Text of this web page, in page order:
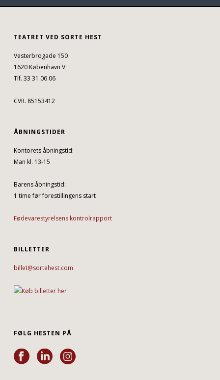
TEATRET VED SORTE HEST
Vesterbrogade 150
1620 København V
Tlf. 33 31 06 06
CVR. 85153412
ÅBNINGSTIDER
Kontorets åbningstid:
Man kl. 13-15
Barens åbningstid:
1 time før forestillingens start
Fødevarestyrelsens kontrolrapport
BILLETTER
billet@sortehest.com
FØLG HESTEN PÅ